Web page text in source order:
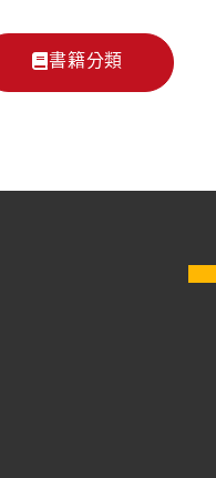
書籍分類